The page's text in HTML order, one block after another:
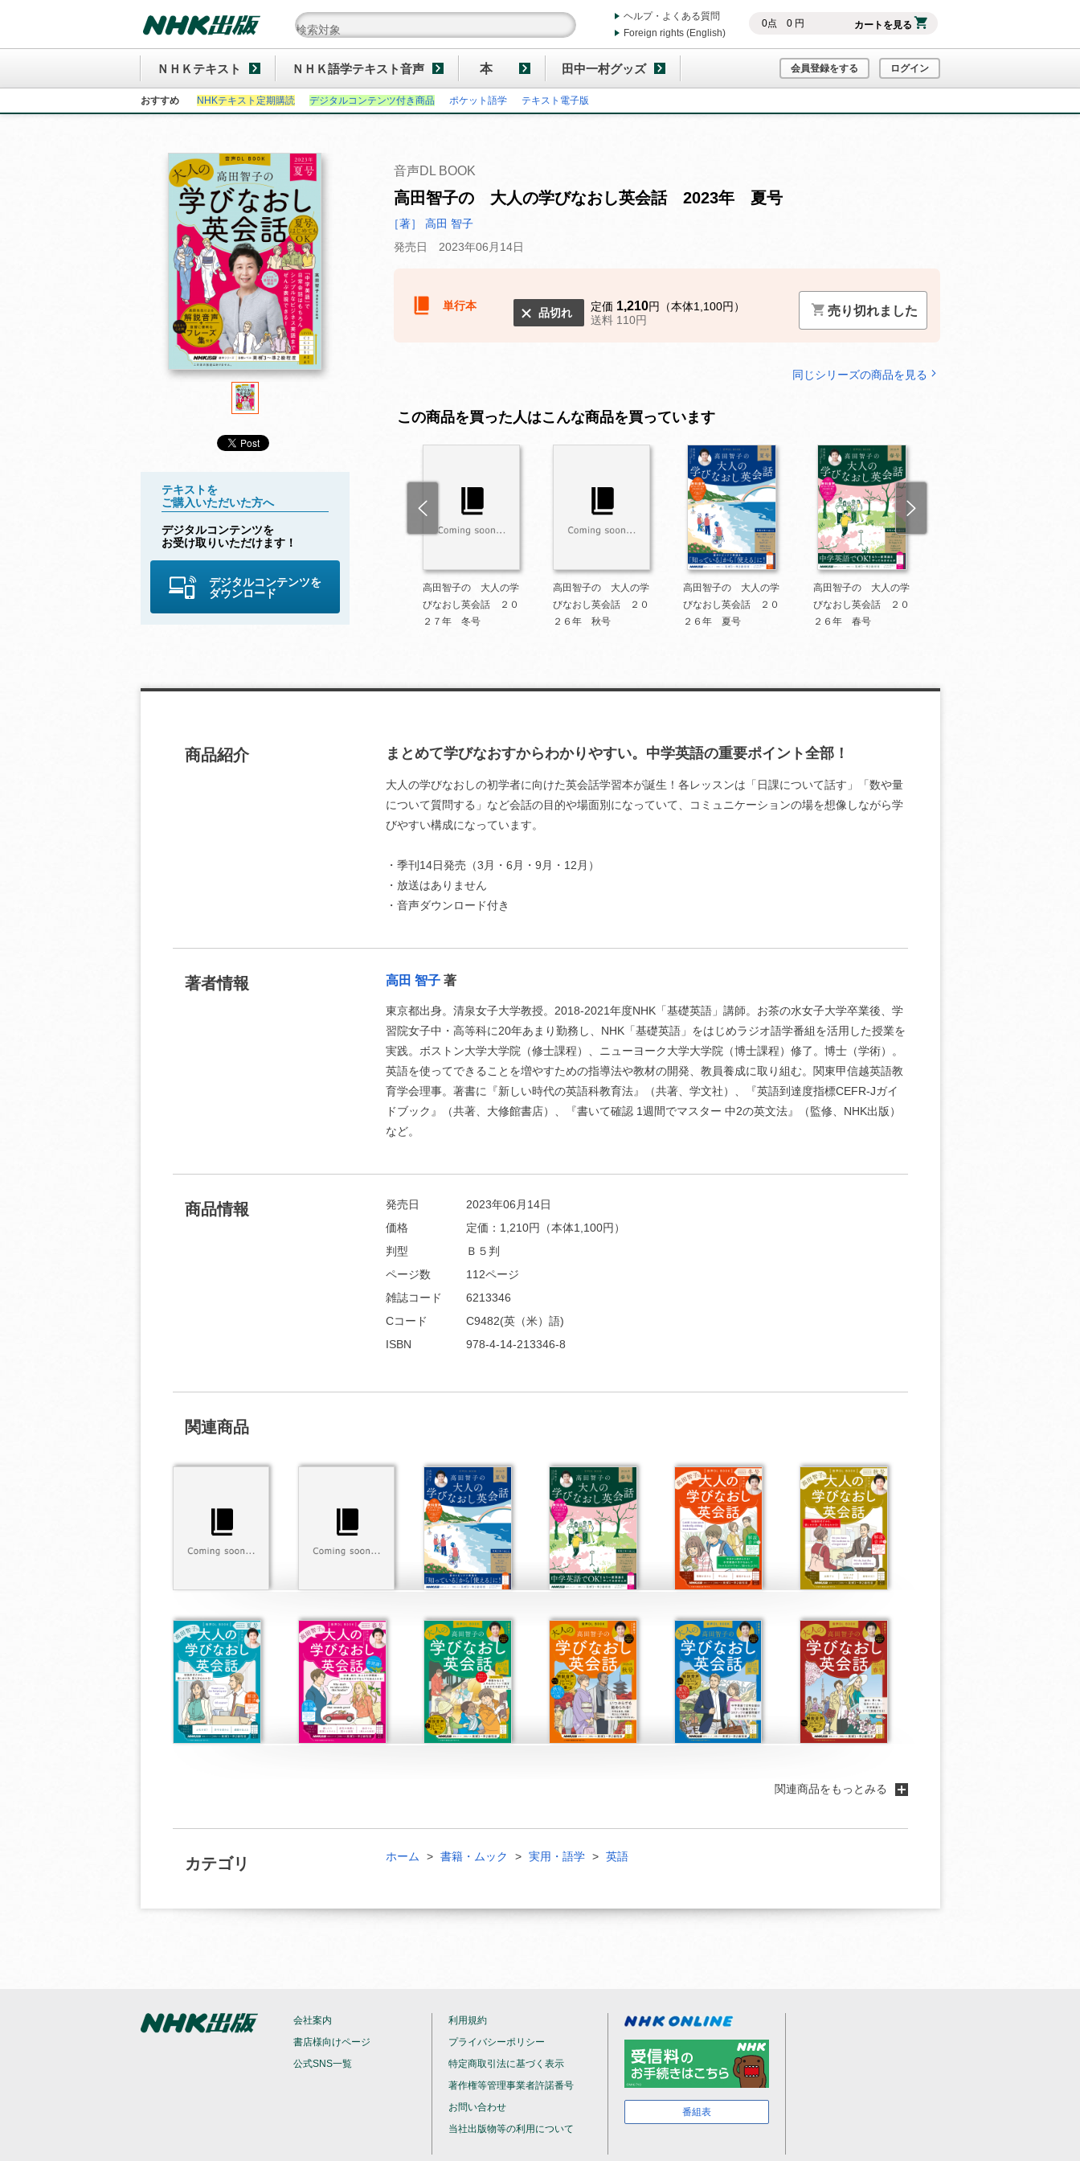
0点 0円 カートを見る
ヘルプ・よくある質問
Foreign rights (English)
ＮＨＫテキスト ＮＨＫ語学テキスト音声 本 田中一村グッズ 会員登録をする ログイン
おすすめ NHKテキスト定期購読 デジタルコンテンツ付き商品 ポケット語学 テキスト電子版
お支払いに進む
テキストを
ご購入いただいた方へ
デジタルコンテンツを
お受け取りいただけます！
デジタルコンテンツを
ダウンロード
音声DL BOOK
高田智子の 大人の学びなおし英会話 2023年 夏号
［著］ 高田 智子
発売日 2023年06月14日
単行本
品切れ 定価 1,210円（本体1,100円）
送料 110円
売り切れました
同じシリーズの商品を見る
この商品を買った人はこんな商品を買っています
高田智子の 大人の学
高田智子の 大人の学
高田智子の 大人の学
びなおし英会話 ２０
２７年 冬号
高田智子の 大人の学
びなおし英会話 ２０
２６年 秋号
高田智子の 大人の学
びなおし英会話 ２０
２６年 夏号
高田智子の 大人の学
びなおし英会話 ２０
２６年 春号
商品紹介 まとめて学びなおすからわかりやすい。中学英語の重要ポイント全部！
大人の学びなおしの初学者に向けた英会話学習本が誕生！各レッスンは「日課について話す」「数や量
について質問する」など会話の目的や場面別になっていて、コミュニケーションの場を想像しながら学
びやすい構成になっています。
・季刊14日発売（3月・6月・9月・12月）
・放送はありません
・音声ダウンロード付き
著者情報 高田 智子著
東京都出身。清泉女子大学教授。2018-2021年度NHK「基礎英語」講師。お茶の水女子大学卒業後、学
習院女子中・高等科に20年あまり勤務し、NHK「基礎英語」をはじめラジオ語学番組を活用した授業を
実践。ボストン大学大学院（修士課程）、ニューヨーク大学大学院（博士課程）修了。博士（学術）。
英語を使ってできることを増やすための指導法や教材の開発、教員養成に取り組む。関東甲信越英語教
育学会理事。著書に『新しい時代の英語科教育法』（共著、学文社）、『英語到達度指標CEFR-Jガイ
ドブック』（共著、大修館書店）、『書いて確認 1週間でマスター 中2の英文法』（監修、NHK出版）
など。
商品情報 発売日
2023年06月14日
価格
定価： 1,210円（本体1,100円）
判型
Ｂ５判
ページ数
112ページ
雑誌コード
6213346
Cコード
C9482(英（米）語)
ISBN
978-4-14-213346-8
関連商品
関連商品をもっとみる
カテゴリ ホーム 書籍・ムック 実用・語学 英語
会社案内
書店様向けページ
公式SNS一覧
利用規約
プライバシーポリシー
特定商取引法に基づく表示
著作権等管理事業者許諾番号
お問い合わせ
当社出版物等の利用について
番組表